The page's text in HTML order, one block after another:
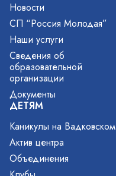
Новости
СП “Россия Молодая”
Наши услуги
Сведения об
образовательной
организации
Документы
ДЕТЯМ
Каникулы на Вадковском
Актив центра
Объединения